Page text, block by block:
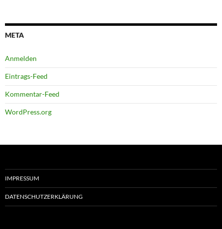
META
Anmelden
Eintrags-Feed
Kommentar-Feed
WordPress.org
IMPRESSUM
DATENSCHUTZERKLÄRUNG